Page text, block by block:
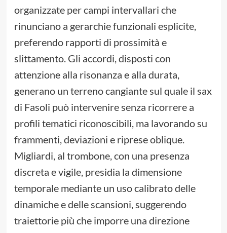
organizzate per campi intervallari che
rinunciano a gerarchie funzionali esplicite,
preferendo rapporti di prossimità e
slittamento. Gli accordi, disposti con
attenzione alla risonanza e alla durata,
generano un terreno cangiante sul quale il sax
di Fasoli può intervenire senza ricorrere a
profili tematici riconoscibili, ma lavorando su
frammenti, deviazioni e riprese oblique.
Migliardi, al trombone, con una presenza
discreta e vigile, presidia la dimensione
temporale mediante un uso calibrato delle
dinamiche e delle scansioni, suggerendo
traiettorie più che imporre una direzione